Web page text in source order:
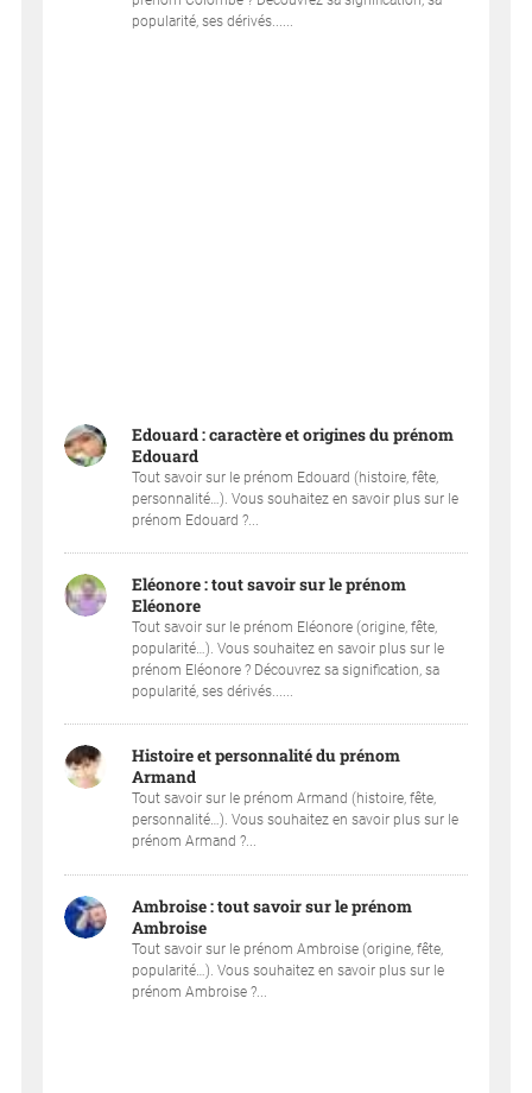
popularité, ses dérivés......
Edouard : caractère et origines du prénom
Edouard
Tout savoir sur le prénom Edouard (histoire, fête,
personnalité…). Vous souhaitez en savoir plus sur le
prénom Edouard ?...
Eléonore : tout savoir sur le prénom
Eléonore
Tout savoir sur le prénom Eléonore (origine, fête,
popularité…). Vous souhaitez en savoir plus sur le
prénom Eléonore ? Découvrez sa signification, sa
popularité, ses dérivés......
Histoire et personnalité du prénom
Armand
Tout savoir sur le prénom Armand (histoire, fête,
personnalité…). Vous souhaitez en savoir plus sur le
prénom Armand ?...
Ambroise : tout savoir sur le prénom
Ambroise
Tout savoir sur le prénom Ambroise (origine, fête,
popularité…). Vous souhaitez en savoir plus sur le
prénom Ambroise ?...